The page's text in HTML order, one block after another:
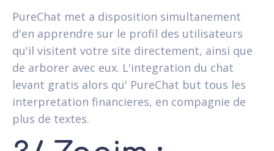
PureChat met a disposition simultanement
d'en apprendre sur le profil des utilisateurs
qu'il visitent votre site directement, ainsi que
de arborer avec eux. L'integration du chat
levant gratis alors qu' PureChat but tous les
interpretation financieres, en compagnie de
plus de textes.